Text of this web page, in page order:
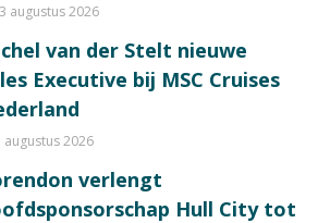
3 augustus 2026
van der Stelt nieuwe
Executive bij MSC Cruises
augustus 2026
verlengt
Hull City tot